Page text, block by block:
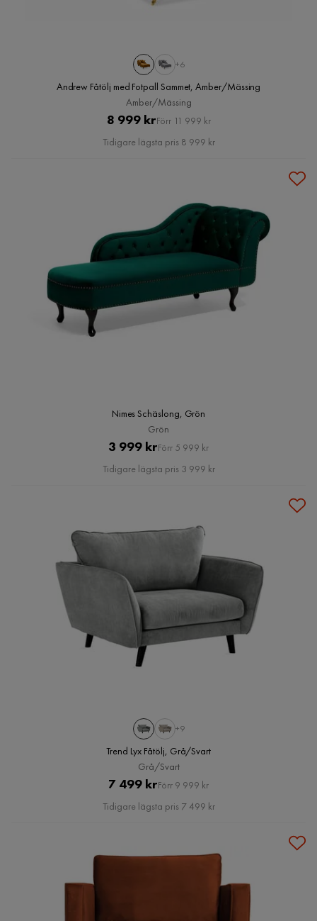
+6
Andrew Fåtölj med Fotpall Sammet, Amber/Mässing
Amber/Mässing
Pris
8 999 krOriginal
Pris
Förr 11 999 kr
Tidigare lägsta pris 8 999 kr
Nimes Schäslong, Grön
Grön
Pris
3 999 krOriginal
Pris
Förr 5 999 kr
Tidigare lägsta pris 3 999 kr
+9
Trend Lyx Fåtölj, Grå/Svart
Grå/Svart
Pris
7 499 krOriginal
Pris
Förr 9 999 kr
Tidigare lägsta pris 7 499 kr